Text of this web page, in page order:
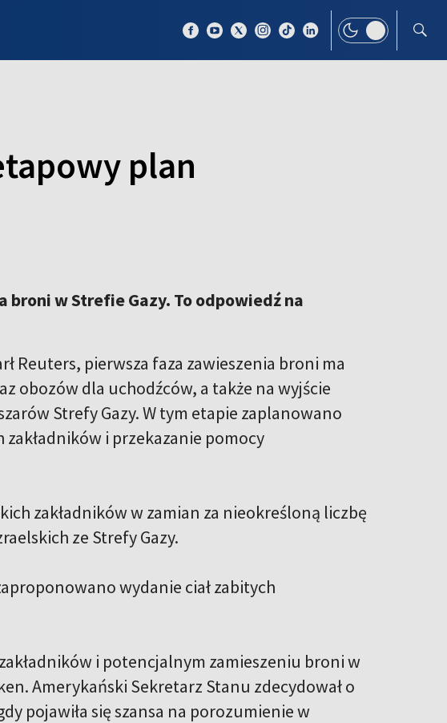
plan
w Strefie Gazy. To odpowiedź na
Reuters, pierwsza faza zawieszenia broni ma
obozów dla uchodźców, a także na wyjście
Strefy Gazy. W tym etapie zaplanowano
i przekazanie pomocy
zakładników w zamian za nieokreśloną liczbę
ze Strefy Gazy.
wydanie ciał zabitych
i potencjalnym zamieszeniu broni w
Amerykański Sekretarz Stanu zdecydował o
pojawiła się szansa na porozumienie w